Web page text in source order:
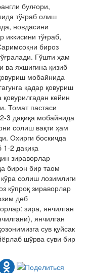
булғори,
тўғраб олиш
новдасини
тўғраб,
бироз
Гўшти ҳам
ва яхшигина қизиб
мобайнида
қадар қовуриш
кейин
Томат пастаси
3 дақиқа мобайнида
солиш вақти ҳам
Охирги боскичда
2 дақиқа
зираворлар
бирон бир таом
солиш лозимлиги
кўпроқ зираворлар
деб
зира, янчилган
янчилган
сув қуйсак
шўрва суви бир